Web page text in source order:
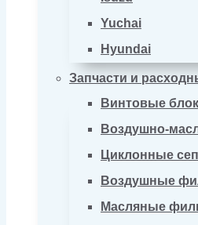
Yuchai
Hyundai
Запчасти и
Винтовые
Воздушно-
Циклонные
Воздушные
Масляные